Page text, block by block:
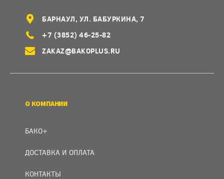
БАРНАУЛ, УЛ. БАБУРКИНА, 7
+7 (3852) 46-25-82
ZAKAZ@BAKOPLUS.RU
О КОМПАНИИ
БАКО+
ДОСТАВКА И ОПЛАТА
КОНТАКТЫ